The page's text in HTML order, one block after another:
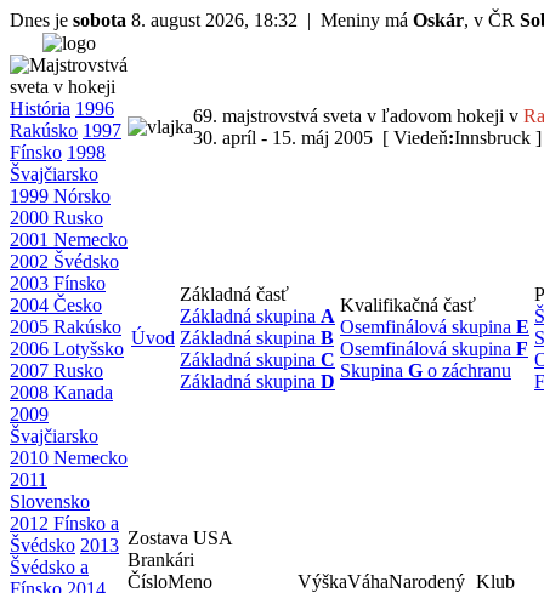
Dnes je sobota 8. august 2026, 18:32 | Meniny má Oskár, v ČR
História 1996
Rakúsko 1997
Fínsko 1998
Švajčiarsko
1999 Nórsko
2000 Rusko
2001 Nemecko
2002 Švédsko
2003 Fínsko
2004 Česko
2005 Rakúsko
2006 Lotyšsko
2007 Rusko
2008 Kanada
2009
Švajčiarsko
2010 Nemecko
2011
Slovensko
2012 Fínsko a
Švédsko 2013
Švédsko a
Fínsko 2014
69. majstrovstvá sveta v ľadovom hokeji v
30. apríl - 15. máj 2005 [ Viedeň:Innsbruck ]
Úvod
Základná časť
Základná skupina A
Základná skupina B
Základná skupina C
Základná skupina D
Kvalifikačná časť
Osemfinálová skupina E
Osemfinálová skupina F
Skupina G o záchranu
Zostava USA
Brankári
ČísloMeno VýškaVáhaNarodený Klub